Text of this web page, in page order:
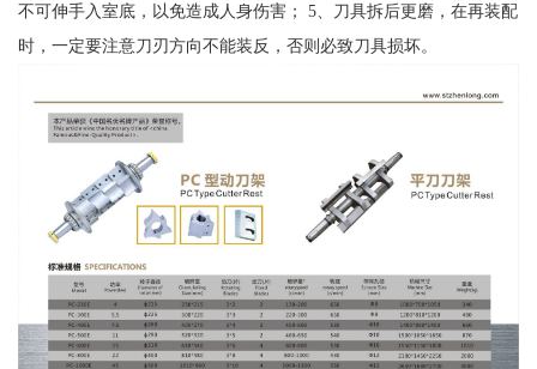
不可伸手入室底，以免造成人身伤害； 5、刀具拆后更磨，在再装配
时，一定要注意刀刃方向不能装反，否则必致刀具损坏。